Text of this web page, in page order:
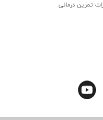
تمرین درمانی